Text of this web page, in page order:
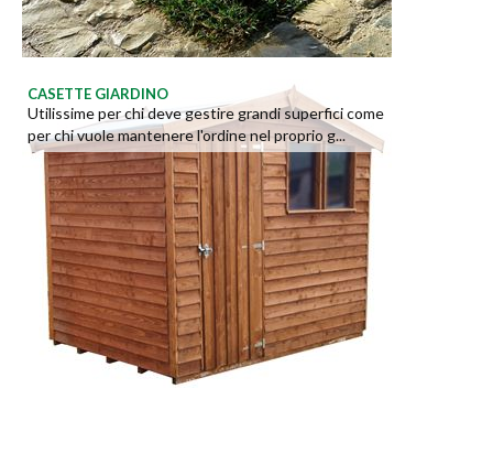
CASETTE GIARDINO
Utilissime per chi deve gestire grandi superfici come
per chi vuole mantenere l'ordine nel proprio g...